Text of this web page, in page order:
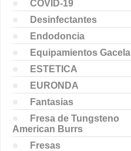
COVID-19
Desinfectantes
Endodoncia
Equipamientos Gacela
ESTETICA
EURONDA
Fantasias
Fresa de Tungsteno
American Burrs
Fresas